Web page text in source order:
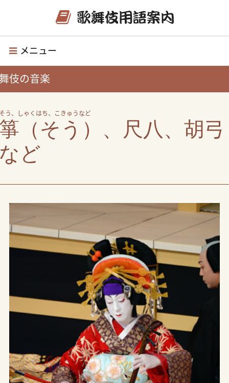
メニュー
伎の音楽
う、しゃくはち、こきゅうなど
（そう）、尺八、胡弓
ど